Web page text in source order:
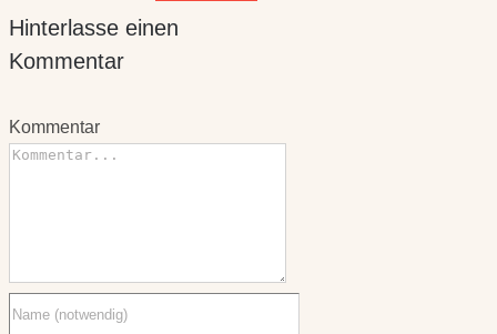
Hinterlasse einen
Kommentar
Kommentar